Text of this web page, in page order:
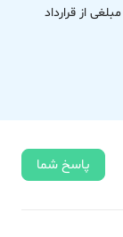
از قرارداد
پاسخ شما